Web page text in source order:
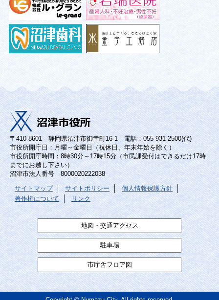
〒410-8601 静岡県沼津市御幸町16-1 電話：055-931-2500(代)
市役所開庁日：月曜～金曜日（祝休日、年末年始を除く）
市役所開庁時間：8時30分～17時15分（市民課受付はできるだけ17時
までにお越し下さい）
沼津市法人番号 8000020222038
サイトマップ サイトポリシー
個人情報保護方針
著作権について
リンク
地図・交通アクセス
駐車場
市庁舎フロア図